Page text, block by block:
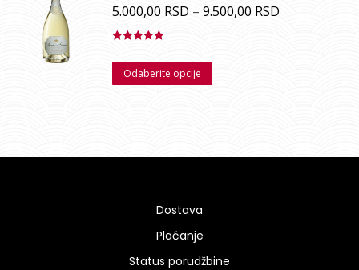
5.000,00 RSD – 9.500,00 RSD
sa5.00od
Odaberite opcije
Dostava
Plaćanje
Status porudžbine